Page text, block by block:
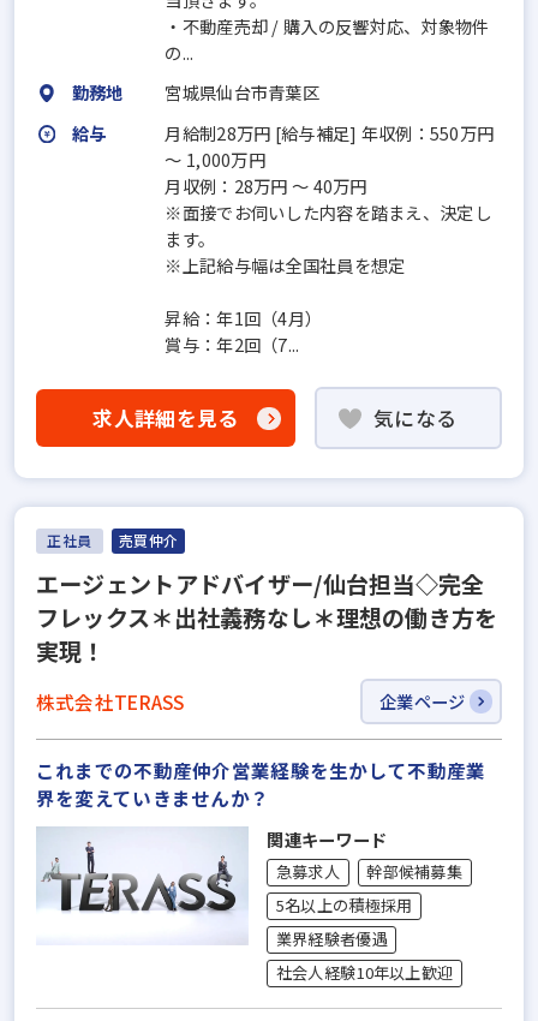
・不動産売却 / 購入の反響対応、対象物件
の...
勤務地
宮城県仙台市青葉区
給与
月給制28万円 [給与補足] 年収例：550万円
～ 1,000万円
月収例：28万円 ～ 40万円
※面接でお伺いした内容を踏まえ、決定し
ます。
※上記給与幅は全国社員を想定
昇給：年1回（4月）
賞与：年2回（7...
求人詳細を見る 気になる
正社員 売買仲介
エージェントアドバイザー/仙台担当◇完全
フレックス＊出社義務なし＊理想の働き方を
実現！
株式会社TERASS 企業ページ
これまでの不動産仲介営業経験を生かして不動産業
界を変えていきませんか？
関連キーワード
急募求人
幹部候補募集
5名以上の積極採用
業界経験者優遇
社会人経験10年以上歓迎